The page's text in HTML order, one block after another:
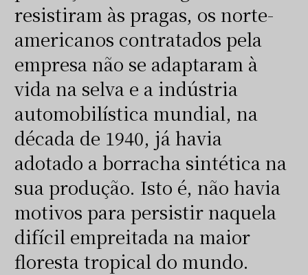
resistiram às pragas, os norte-
americanos contratados pela
empresa não se adaptaram à
vida na selva e a indústria
automobilística mundial, na
década de 1940, já havia
adotado a borracha sintética na
sua produção. Isto é, não havia
motivos para persistir naquela
difícil empreitada na maior
floresta tropical do mundo.